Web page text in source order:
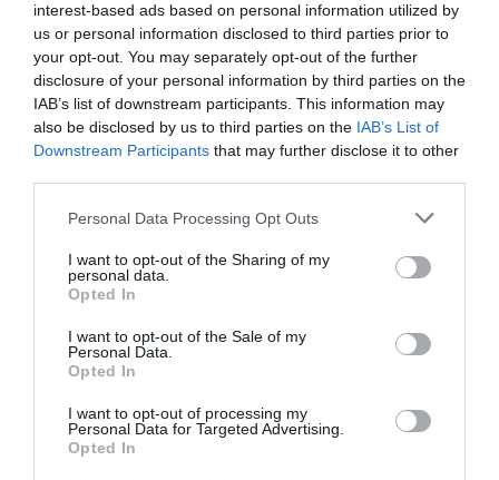
interest-based ads based on personal information utilized by
us or personal information disclosed to third parties prior to
your opt-out. You may separately opt-out of the further
disclosure of your personal information by third parties on the
IAB’s list of downstream participants. This information may
also be disclosed by us to third parties on the IAB’s List of
Downstream Participants that may further disclose it to other
Please note that this website/app uses one or more Google
not limited to your visit or usage behaviour. You may click to
grant or deny consent to Google and its third-party tags to
use your data for below specified purposes in below Google
consent section.
Personal Data Processing Opt Outs
I want to opt-out of the Sharing of my
personal data.
Opted In
I want to opt-out of the Sale of my
Personal Data.
Opted In
I want to opt-out of processing my
Personal Data for Targeted Advertising.
Opted In
ΣΧΟΛΙΑ